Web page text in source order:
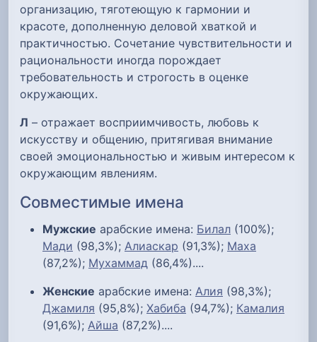
организацию, тяготеющую к гармонии и
красоте, дополненную деловой хваткой и
практичностью. Сочетание чувствительности и
рациональности иногда порождает
требовательность и строгость в оценке
окружающих.
Л – отражает восприимчивость, любовь к
искусству и общению, притягивая внимание
своей эмоциональностью и живым интересом к
окружающим явлениям.
Совместимые имена
Мужские арабские имена: Билал (100%);
Мади (98,3%); Алиаскар (91,3%); Маха
(87,2%); Мухаммад (86,4%)....
Женские арабские имена: Алия (98,3%);
Джамиля (95,8%); Хабиба (94,7%); Камалия
(91,6%); Айша (87,2%)....